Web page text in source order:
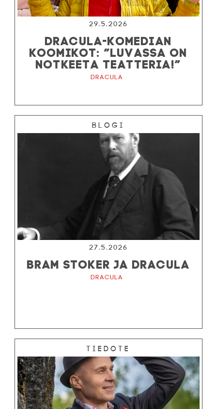
29.5.2026
DRACULA-KOMEDIAN
KOOMIKOT: ”LUVASSA ON
NOTKEETA TEATTERIA!”
Dracula
Blogi
27.5.2026
BRAM STOKER JA DRACULA
Dracula
Tiedote